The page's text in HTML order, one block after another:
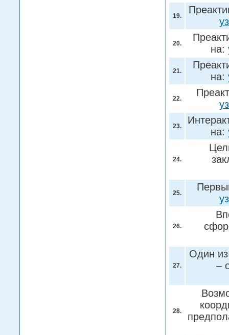
19.
20.
на:
21.
на:
22.
23.
на:
24.
25.
26.
27.
Один
–
28.